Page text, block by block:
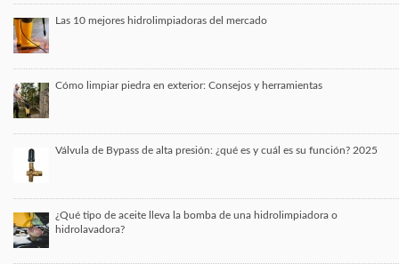
Las 10 mejores hidrolimpiadoras del mercado
Cómo limpiar piedra en exterior: Consejos y herramientas
Válvula de Bypass de alta presión: ¿qué es y cuál es su función? 2025
¿Qué tipo de aceite lleva la bomba de una hidrolimpiadora o
hidrolavadora?